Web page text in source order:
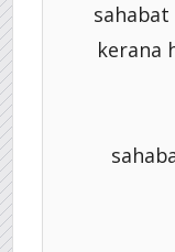
kerana